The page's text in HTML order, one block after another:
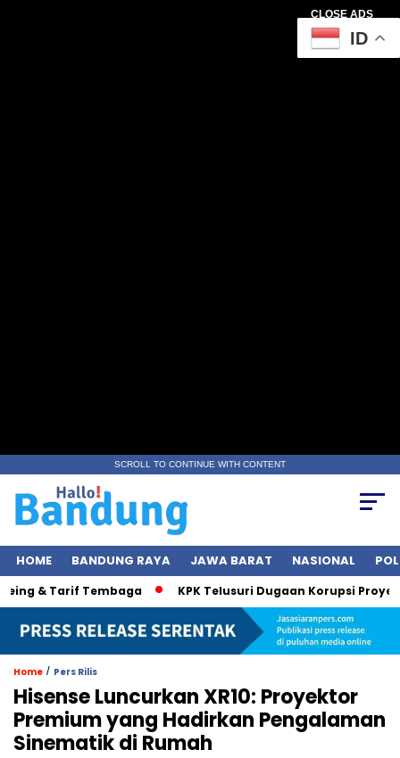
CLOSE ADS
SCROLL TO CONTINUE WITH CONTENT
HOME BANDUNG RAYA JAWA BARAT NASIONAL
& Tarif Tembaga KPK Telusuri Dugaan Korupsi Proyek
Home / Pers Rilis
Hisense Luncurkan XR10: Proyektor
Premium yang Hadirkan Pengalaman
Sinematik di Rumah
ID